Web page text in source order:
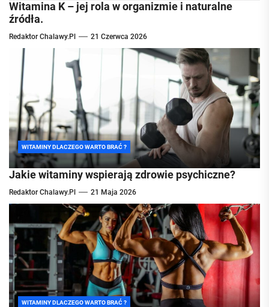
Witamina K – jej rola w organizmie i naturalne
źródła.
Redaktor Chalawy.pl 21 Czerwca 2026
WITAMINY DLACZEGO WARTO BRAĆ ?
Jakie witaminy wspierają zdrowie psychiczne?
Redaktor Chalawy.pl 21 Maja 2026
WITAMINY DLACZEGO WARTO BRAĆ ?